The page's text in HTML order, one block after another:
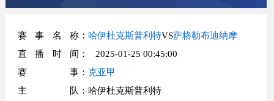
赛事名称： 哈伊杜克斯普利特VS萨格勒布迪纳摩
直播时间 ： 2025-01-25 00:45:00
赛事： 克亚甲
主队 ：哈伊杜克斯普利特